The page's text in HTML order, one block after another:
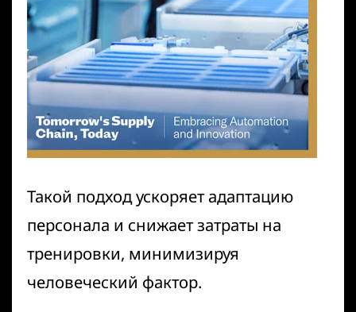
Такой подход ускоряет адаптацию
персонала и снижает затраты на
тренировки, минимизируя
человеческий фактор.